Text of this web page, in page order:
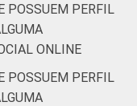
POSSUEM PERFIL
ONLINE
POSSUEM PERFIL